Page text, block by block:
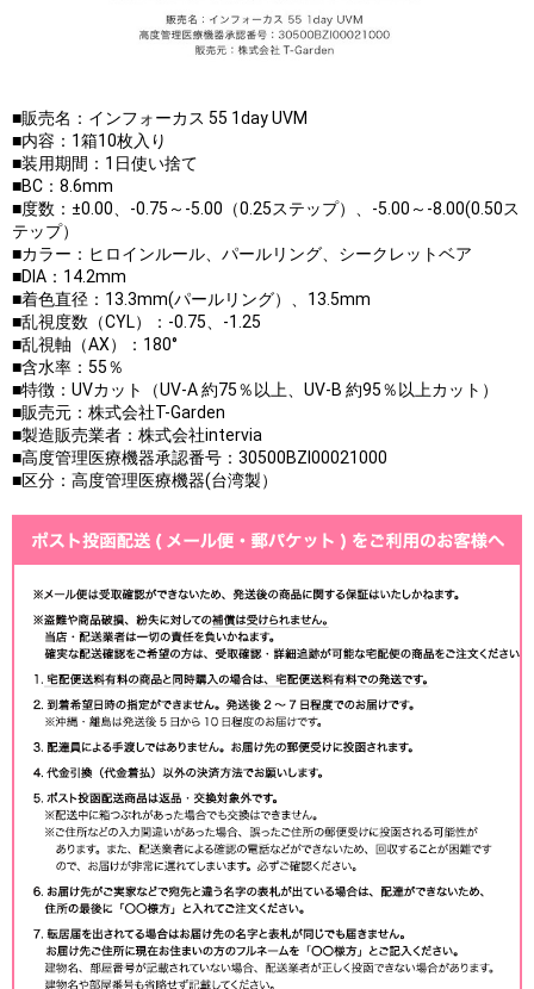
■販売名：インフォーカス 55 1day UVM
■内容：1箱10枚入り
■装用期間：1日使い捨て
■BC：8.6mm
■度数：±0.00、-0.75～-5.00（0.25ステップ）、-5.00～-8.00(0.50ス
テップ）
■カラー：ヒロインルール、パールリング、シークレットベア
■DIA：14.2mm
■着色直径：13.3mm(パールリング）、13.5mm
■乱視度数（CYL）：-0.75、-1.25
■乱視軸（AX）：180°
■含水率：55％
■特徴：UVカット（UV-A 約75％以上、UV-B 約95％以上カット）
■販売元：株式会社T-Garden
■製造販売業者：株式会社intervia
■高度管理医療機器承認番号：30500BZI00021000
■区分：高度管理医療機器(台湾製）